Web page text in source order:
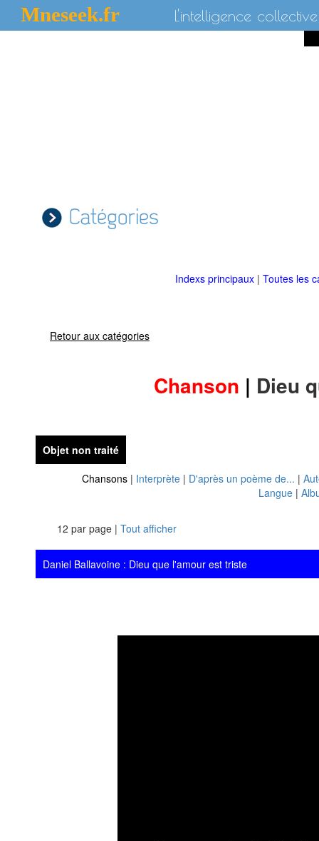
Mneseek.fr L'intelligence collective
Catégories
Indexs principaux | Toutes les
Retour aux catégories
Chanson | Dieu
Objet non traité
Chansons | Interprète | D'après un poème de... |
Langue |
12 par page | Tout afficher
Daniel Ballavoine : Dieu que l'amour est triste